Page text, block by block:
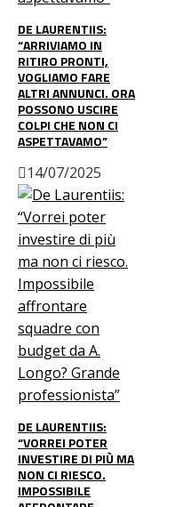
DE LAURENTIIS:
“ARRIVIAMO IN
RITIRO PRONTI,
VOGLIAMO FARE
ALTRI ANNUNCI. ORA
POSSONO USCIRE
COLPI CHE NON CI
ASPETTAVAMO”
14/07/2025
DE LAURENTIIS:
“VORREI POTER
INVESTIRE DI PIÙ MA
NON CI RIESCO.
IMPOSSIBILE